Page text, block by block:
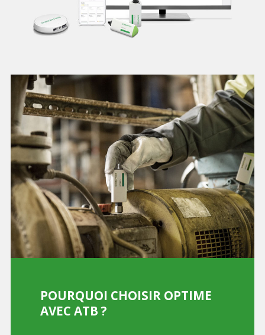
POURQUOI CHOISIR OPTIME
AVEC ATB ?